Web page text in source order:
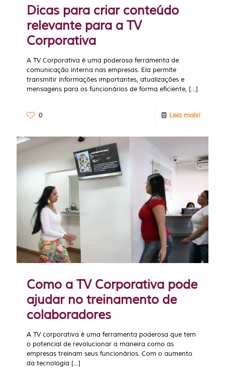
Dicas para criar conteúdo
relevante para a TV
Corporativa
A TV Corporativa é uma poderosa ferramenta de
comunicação interna nas empresas. Ela permite
transmitir informações importantes, atualizações e
mensagens para os funcionários de forma eficiente, […]
0 Leia mais!
Como a TV Corporativa pode
ajudar no treinamento de
colaboradores
A TV corporativa é uma ferramenta poderosa que tem
o potencial de revolucionar a maneira como as
empresas treinam seus funcionários. Com o aumento
da tecnologia […]